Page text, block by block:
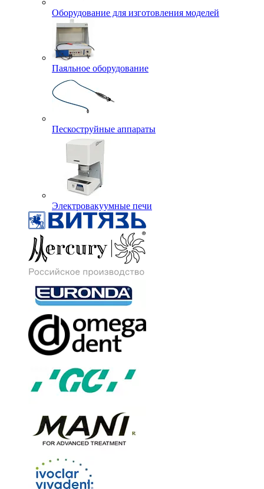
Оборудование для изготовления моделей
Паяльное оборудование
Пескоструйные аппараты
Электровакуумные печи